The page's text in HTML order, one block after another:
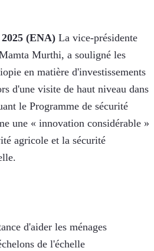
(ENA) La vice-présidente
Murthi, a souligné les
en matière d'investissements
d'une visite de haut niveau dans
le Programme de sécurité
une « innovation considérable »
agricole et la sécurité
d'aider les ménages
de l'échelle